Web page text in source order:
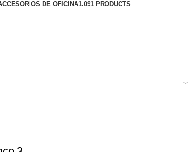
DE OFICINA1.091 PRODUCTS